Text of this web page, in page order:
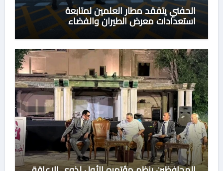
الحفني يتفقد مطار العلمين لمتابعة
استعدادات معرض الطيران والفضاء